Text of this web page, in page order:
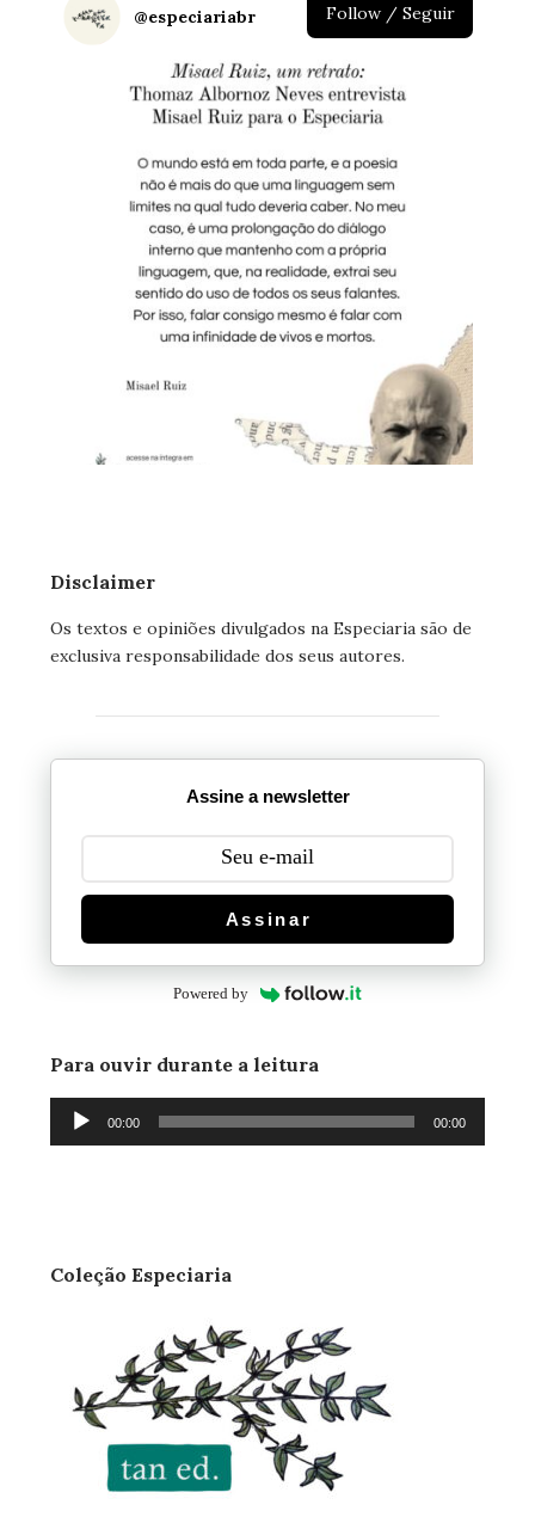
@especiariabr Follow / Seguir
Disclaimer
Os textos e opiniões divulgados na Especiaria são de
exclusiva responsabilidade dos seus autores.
Assine a newsletter
Assinar
Powered by
Para ouvir durante a leitura
Tocador
00:00 00:00
Coleção Especiaria